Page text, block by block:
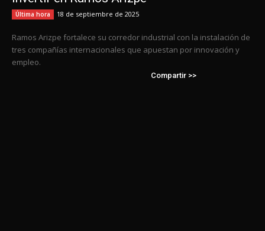
Última hora 18 de septiembre de 2025
Ramos Arizpe fortalece su corredor industrial con la instalación de
tres compañías internacionales que apuestan por innovación y
empleo.
Compartir >>